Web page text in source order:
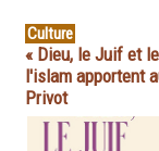
Culture
« Dieu, le Juif et
l'islam apportent
Privot